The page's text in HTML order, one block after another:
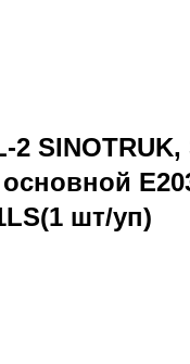
SINOTRUK,
шт/уп)